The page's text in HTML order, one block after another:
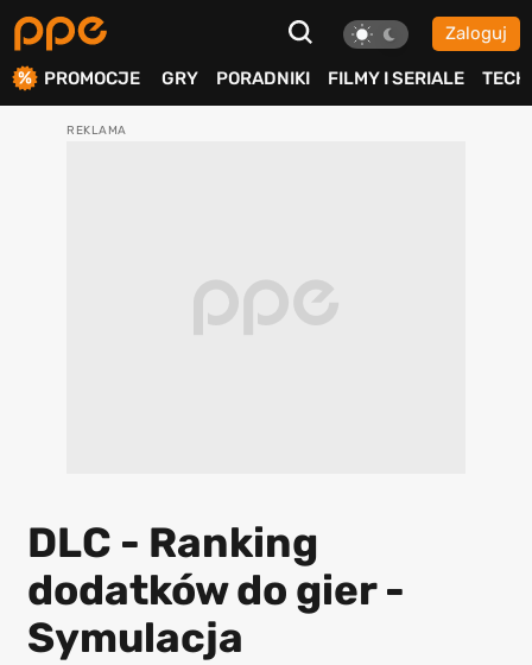
Zaloguj
PROMOCJE GRY PORADNIKI FILMY I SERIALE TECH
DLC - Ranking
dodatków do gier -
Symulacja